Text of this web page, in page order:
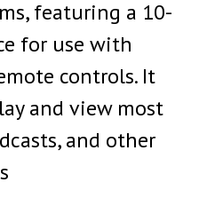
featuring a 10-
for use with
controls. It
and view most
and other